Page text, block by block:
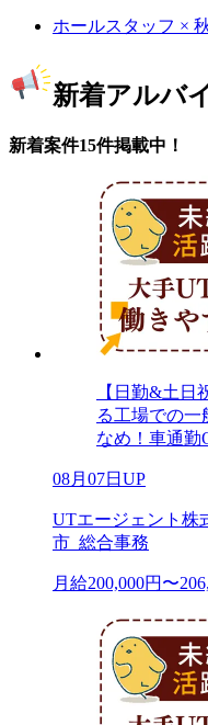
ホールスタッフ ×
新着アルバ
新着案件15件掲載中！
【日勤&土日
る工場での
なめ！車通勤
08月07日UP
UTエージェント
市_総合事務
月給200,000円〜